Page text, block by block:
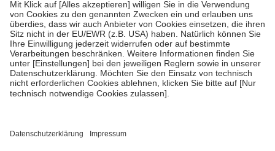
fallenkeine Zuzahlungenan bei:
• Kindern und Jugendlichen bis zum vollendeten 18. Lebensjahr
mit Ausnahme der Fahrkosten
• Untersuchungen zur Vorsorge und Früherkennung, die von der
GKV getragen werden
• empfohlenen Schutzimpfungen
• Harn- und Blutteststreifen
getroffen, um sicherzustellen, dass es sich um echte Bewertungen